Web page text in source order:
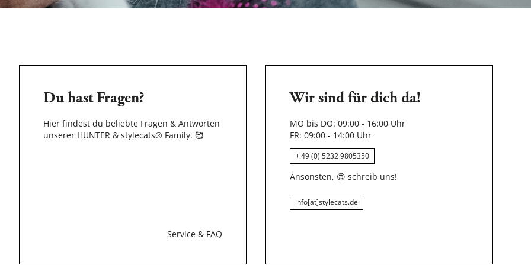
Du hast Fragen?
Hier findest du beliebte Fragen & Antworten
unserer HUNTER & stylecats® Family. 🥰
Service & FAQ
Wir sind für dich da!
MO bis DO: 09:00 - 16:00 Uhr
FR: 09:00 - 14:00 Uhr
+ 49 (0) 5232 9805350
Ansonsten, 😍 schreib uns!
info[at]stylecats.de